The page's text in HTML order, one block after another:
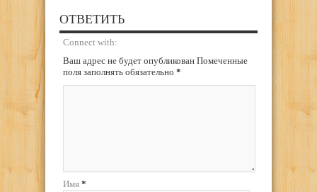
ОТВЕТИТЬ
Connect with:
Ваш адрес не будет опубликован Помеченные
поля заполнять обязательно *
Имя *